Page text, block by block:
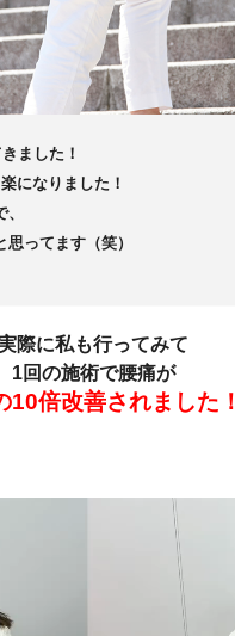
ました！
になりました！
ってます（笑）
際に私も行ってみて
1回の施術で腰痛が
10倍改善されました！